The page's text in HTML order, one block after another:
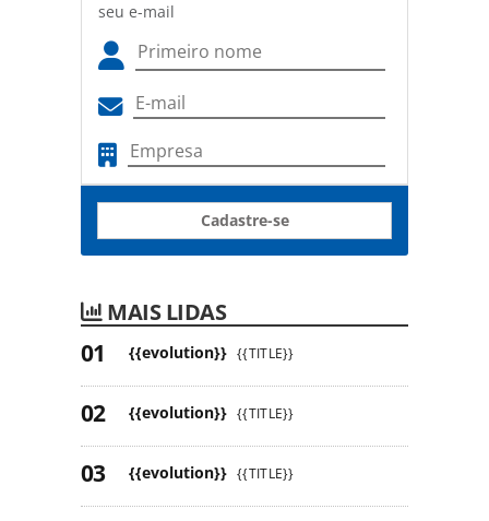
seu e-mail
Cadastre-se
MAIS LIDAS
{{evolution}} {{TITLE}}
{{evolution}} {{TITLE}}
{{evolution}} {{TITLE}}